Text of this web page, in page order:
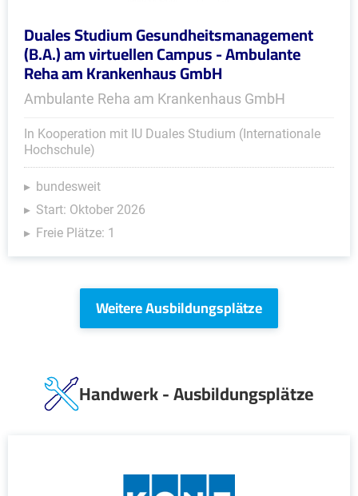
Duales Studium Gesundheitsmanagement
(B.A.) am virtuellen Campus - Ambulante
Reha am Krankenhaus GmbH
Ambulante Reha am Krankenhaus GmbH
In Kooperation mit IU Duales Studium (Internationale
Hochschule)
bundesweit
Start: Oktober 2026
Freie Plätze: 1
Weitere Ausbildungsplätze
Handwerk - Ausbildungsplätze